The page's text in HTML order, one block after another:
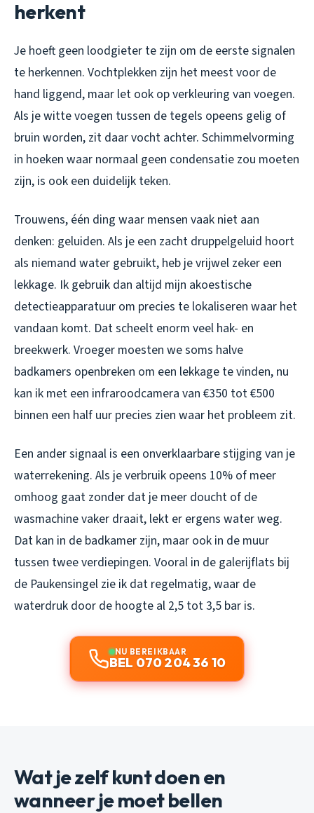
herkent
Je hoeft geen loodgieter te zijn om de eerste signalen
te herkennen. Vochtplekken zijn het meest voor de
hand liggend, maar let ook op verkleuring van voegen.
Als je witte voegen tussen de tegels opeens gelig of
bruin worden, zit daar vocht achter. Schimmelvorming
in hoeken waar normaal geen condensatie zou moeten
zijn, is ook een duidelijk teken.
Trouwens, één ding waar mensen vaak niet aan
denken: geluiden. Als je een zacht druppelgeluid hoort
als niemand water gebruikt, heb je vrijwel zeker een
lekkage. Ik gebruik dan altijd mijn akoestische
detectieapparatuur om precies te lokaliseren waar het
vandaan komt. Dat scheelt enorm veel hak- en
breekwerk. Vroeger moesten we soms halve
badkamers openbreken om een lekkage te vinden, nu
kan ik met een infraroodcamera van €350 tot €500
binnen een half uur precies zien waar het probleem zit.
Een ander signaal is een onverklaarbare stijging van je
waterrekening. Als je verbruik opeens 10% of meer
omhoog gaat zonder dat je meer doucht of de
wasmachine vaker draait, lekt er ergens water weg.
Dat kan in de badkamer zijn, maar ook in de muur
tussen twee verdiepingen. Vooral in de galerijflats bij
de Paukensingel zie ik dat regelmatig, waar de
waterdruk door de hoogte al 2,5 tot 3,5 bar is.
NU BEREIKBAAR
BEL 070 204 36 10
Wat je zelf kunt doen en
wanneer je moet bellen